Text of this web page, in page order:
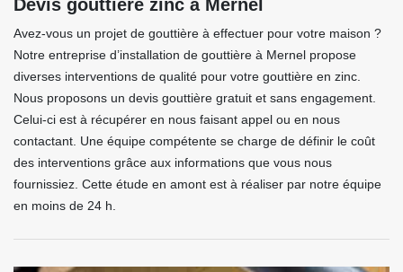
Devis gouttière zinc à Mernel
Avez-vous un projet de gouttière à effectuer pour votre maison ?
Notre entreprise d’installation de gouttière à Mernel propose
diverses interventions de qualité pour votre gouttière en zinc.
Nous proposons un devis gouttière gratuit et sans engagement.
Celui-ci est à récupérer en nous faisant appel ou en nous
contactant. Une équipe compétente se charge de définir le coût
des interventions grâce aux informations que vous nous
fournissiez. Cette étude en amont est à réaliser par notre équipe
en moins de 24 h.